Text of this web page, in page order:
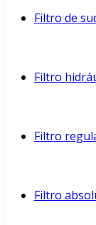
Filtro de
Filtro
Filtro
Filtro